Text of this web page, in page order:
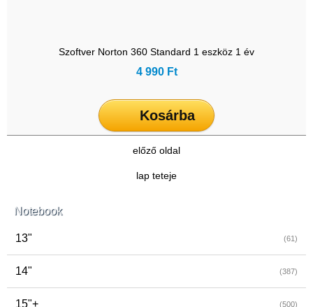
Notebook
13" (61)
14" (387)
15"+ (500)
Szoftver Norton 360 Standard 1 eszköz 1 év
4 990 Ft
Kosárba
előző oldal
lap teteje